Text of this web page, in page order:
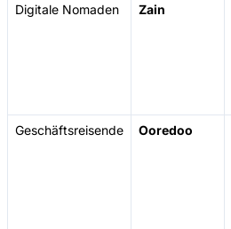
Digitale Nomaden Zain
Geschäftsreisende
Ooredoo